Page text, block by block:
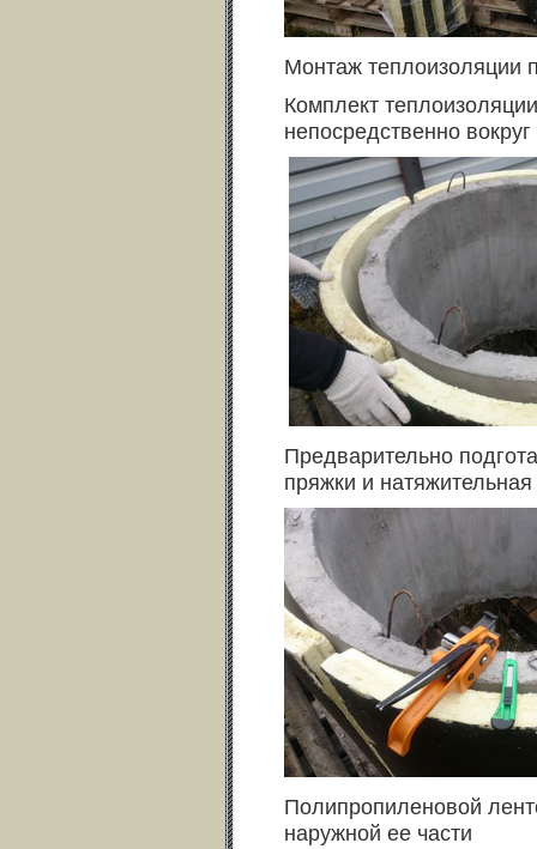
Монтаж теплоизоляции
Комплект
непосредственно
Предварительно
пряжки и
Полипропиленовой
наружной ее части